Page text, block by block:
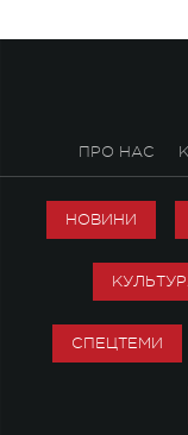
ПРО НАС
НОВИНИ
СПЕЦТЕМИ